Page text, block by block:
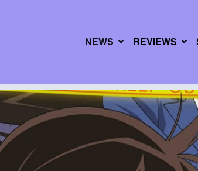
NEWS REVIEWS